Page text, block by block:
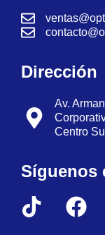
Dirección
Av.
Centro
Síguenos